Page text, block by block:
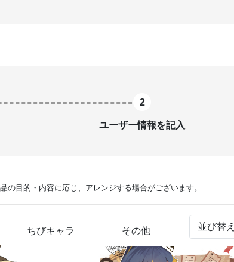
2
ユーザー情報を記入
目的・内容に応じ、アレンジする場合がございます。
ちびキャラ その他 並び替え